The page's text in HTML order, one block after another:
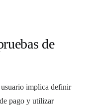
de
implica definir
pago y utilizar